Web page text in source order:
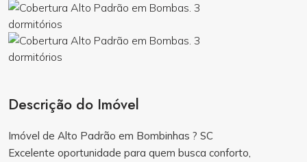
Descrição do Imóvel
Imóvel de Alto Padrão em Bombinhas ? SC
Excelente oportunidade para quem busca conforto,